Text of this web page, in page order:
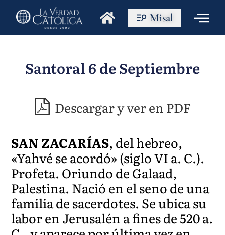
Misal
Santoral 6 de Septiembre
Descargar y ver en PDF
SAN ZACARÍAS, del hebreo,
«Yahvé se acordó» (siglo VI a. C.).
Profeta. Oriundo de Galaad,
Palestina. Nació en el seno de una
familia de sacerdotes. Se ubica su
labor en Jerusalén a fines de 520 a.